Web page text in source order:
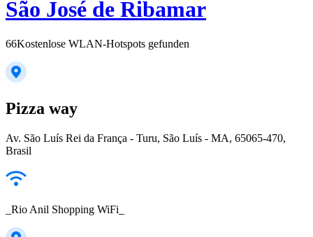
São José de Ribamar
66Kostenlose WLAN-Hotspots gefunden
Pizza way
Av. São Luís Rei da França - Turu, São Luís - MA, 65065-470,
Brasil
_Rio Anil Shopping WiFi_